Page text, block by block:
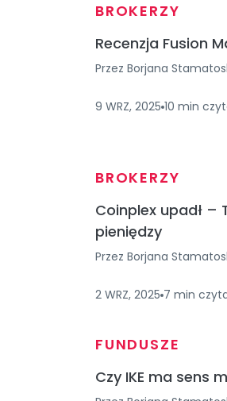
BROKERZY
Recenzja Fusion
Przez Borjana
9 WRZ, 2025 10 min
BROKERZY
Coinplex upadł –
pieniędzy
Przez Borjana
2 WRZ, 2025 7 min
FUNDUSZE
Czy IKE ma sens